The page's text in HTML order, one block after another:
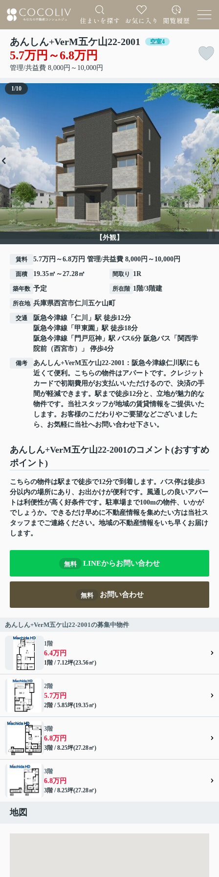
あんしん+VerM五ケ山22-2001 空室4
5.7万円～6.8万円
管理/共益費 8,000円～10,000円
【外観】
1/10
賃料 5.7万円～6.8万円 管理/共益費 8,000円～10,000円
面積 19.35㎡～27.28㎡ 間取り 1R
築年数 予定 所在階 1階/3階建
所在地 兵庫県西宮市仁川五ケ山町
交通 阪急今津線 「 仁川
」駅 徒歩12分
阪急今津線 「 甲東園 」駅 徒歩18分
阪急今津線 「 門戸厄神 」駅 バス6分 阪急バス「関西学
院前（西宮市）」 停歩4分
備考
あんしん+VerM五ケ山22-2001：阪急今津線仁川駅にも
近くて便利。こちらの物件はアパートです。クレジット
カードで初期費用がお支払いいただけるので、決済の手
間が軽減できます。駅まで徒歩12分と、立地が魅力的な
物件です。当社スタッフが地域の賃貸情報をご提供いた
します。お客様のこだわりやご要望などございました
ら、お気軽に当社へお問い合わせ下さい。
あんしん+VerM五ケ山22-2001のコメント(おすすめ
ポイント)
こちらの物件は駅まで徒歩で12分で到着します。バス停は徒歩3
分以内の場所にあり、お出かけが便利です。風通しの良いアパー
トは利便性が高く好条件です。駐車場まで100mの物件、いかが
でしょうか。できるだけ早めに不動産情報を集めたい方は当社ス
タッフまでご連絡ください。地域の不動産情報をいち早くお届け
します。
無料 LINEからお問い合わせ
無料 お問い合わせ
あんしん+VerM五ケ山22-2001の募集中物件
1階
6.4万円
1階 / 7.12坪(23.56㎡)
2階
5.7万円
2階 / 5.85坪(19.35㎡)
3階
6.8万円
3階 / 8.25坪(27.28㎡)
3階
6.8万円
3階 / 8.25坪(27.28㎡)
地図